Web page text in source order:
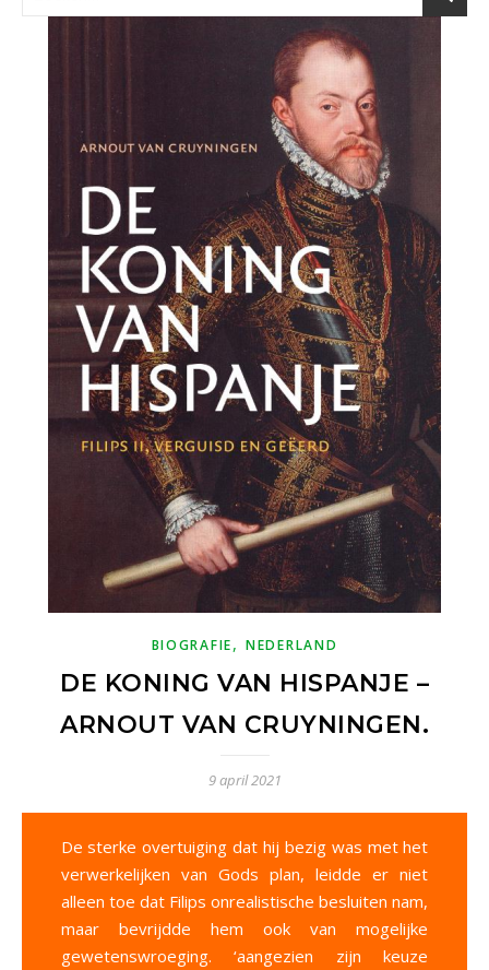
BIOGRAFIE, NEDERLAND
DE KONING VAN HISPANJE –
ARNOUT VAN CRUYNINGEN.
9 april 2021
De sterke overtuiging dat hij bezig was met het
verwerkelijken van Gods plan, leidde er niet
alleen toe dat Filips onrealistische besluiten nam,
maar bevrijdde hem ook van mogelijke
gewetenswroeging. ‘aangezien zijn keuze